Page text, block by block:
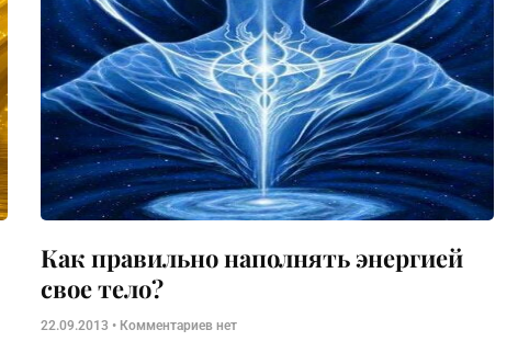
Как правильно наполнять энергией
свое тело?
22.09.2013 Комментариев нет